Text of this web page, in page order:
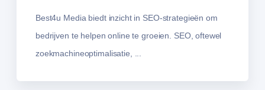
Best4u Media biedt inzicht in SEO-strategieën om
bedrijven te helpen online te groeien. SEO, oftewel
zoekmachineoptimalisatie, ...